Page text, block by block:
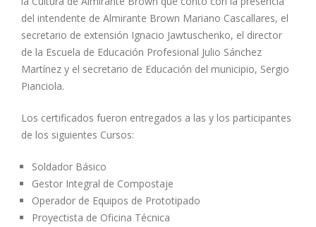
del intendente de Almirante Brown Mariano Cascallares, el
secretario de extensión Ignacio Jawtuschenko, el director
de la Escuela de Educación Profesional Julio Sánchez
Martínez y el secretario de Educación del municipio, Sergio
Pianciola.
Los certificados fueron entregados a las y los participantes
de los siguientes Cursos:
Soldador Básico
Gestor Integral de Compostaje
Operador de Equipos de Prototipado
Proyectista de Oficina Técnica